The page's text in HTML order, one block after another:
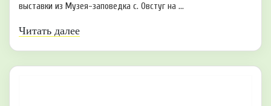
выставки из Музея-заповедка с. Овстуг на ...
Читать далее